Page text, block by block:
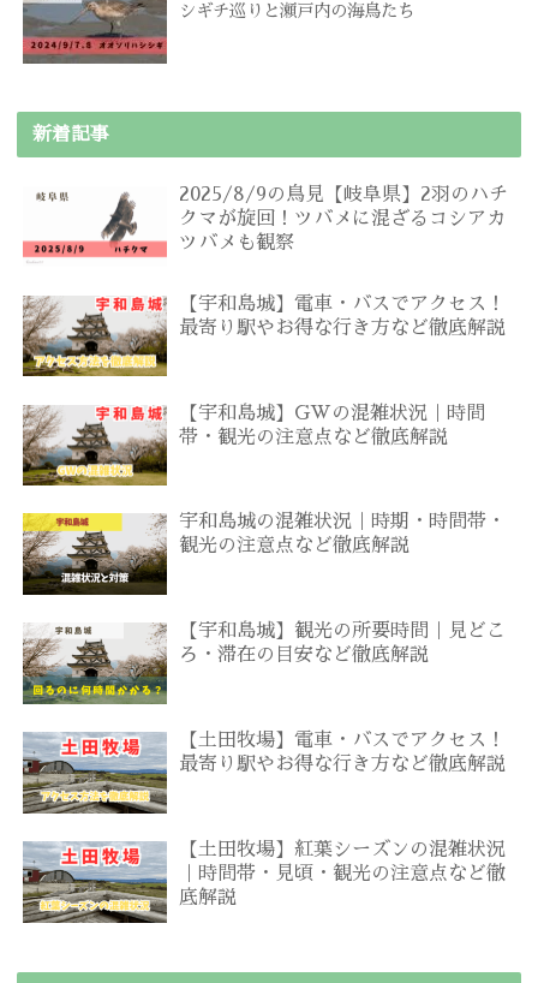
シギチ巡りと瀬戸内の海鳥たち
新着記事
2025/8/9の鳥見【岐阜県】2羽のハチ
クマが旋回！ツバメに混ざるコシアカ
ツバメも観察
【宇和島城】電車・バスでアクセス！
最寄り駅やお得な行き方など徹底解説
【宇和島城】GWの混雑状況｜時間
帯・観光の注意点など徹底解説
宇和島城の混雑状況｜時期・時間帯・
観光の注意点など徹底解説
【宇和島城】観光の所要時間｜見どこ
ろ・滞在の目安など徹底解説
【土田牧場】電車・バスでアクセス！
最寄り駅やお得な行き方など徹底解説
【土田牧場】紅葉シーズンの混雑状況
｜時間帯・見頃・観光の注意点など徹
底解説